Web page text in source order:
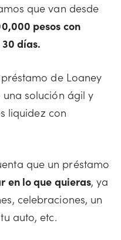
que van desde
pesos con
días.
de Loaney
solución ágil y
liquidez con
que un préstamo
en lo que quieras, ya
celebraciones, un
auto, etc.